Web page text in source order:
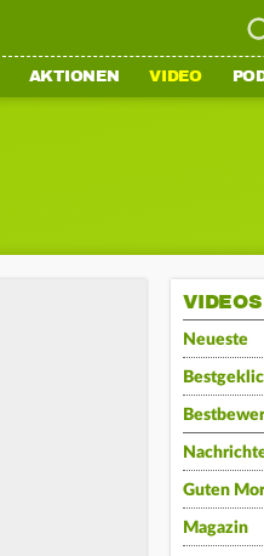
AKTIONEN VIDEO
VIDEOS
Neueste
Guten
Magazin